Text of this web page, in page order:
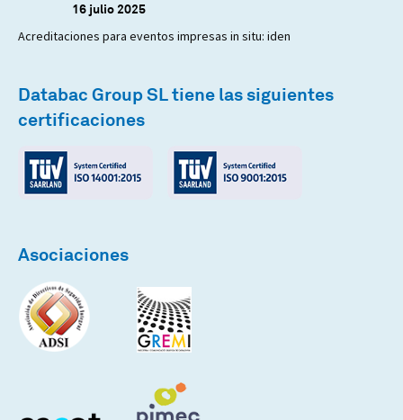
16 julio 2025
Acreditaciones para eventos impresas in situ: iden
Databac Group SL tiene las siguientes
certificaciones
Asociaciones